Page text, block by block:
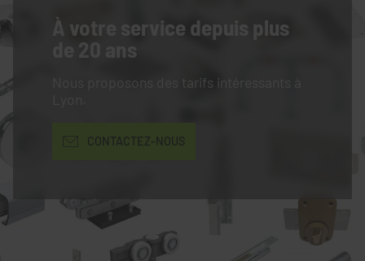
À votre service depuis plus
de 20 ans
Nous proposons des tarifs intéressants à
CONTACTEZ-NOUS